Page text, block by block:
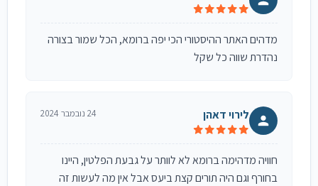
מדהים האתר ההיסטורי הכי יפה ברומא, הכל שמור בצורה
נהדרת שווה כל שקל
לירוי דאהן 24 נובמבר 2024
חוויה מדהימה ברומא לא לוותר על גבעת הפלטין, היינו
בחורף וגם היה תורים קצת ביעס אבל אין מה לעשות זה